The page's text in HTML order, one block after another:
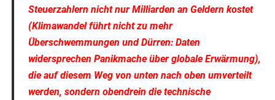
Steuerzahlern nicht nur Milliarden an Geldern kostet
(Klimawandel führt nicht zu mehr
Überschwemmungen und Dürren: Daten
widersprechen Panikmache über globale Erwärmung),
die auf diesem Weg von unten nach oben umverteilt
werden, sondern obendrein die technische